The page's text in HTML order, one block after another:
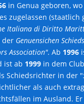
in Genua geboren,
zugelassen (staatlich
Italiana di Diritto
der Genuensichen
Association". Ab 1996
ist ab 1999 in dem
Schiedsrichter in der "
als auch
im Ausland.